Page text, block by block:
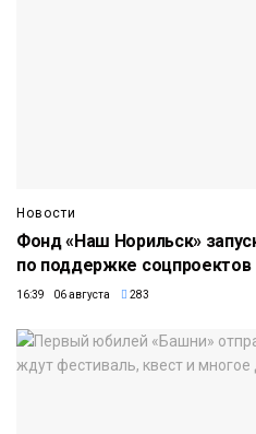
Новости
Фонд «Наш Норильск»
по поддержке соцпроектов
16:39 06 августа 283